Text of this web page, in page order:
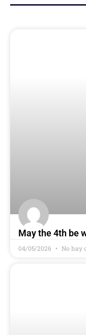
May the 4th be
04/05/2026 No hay